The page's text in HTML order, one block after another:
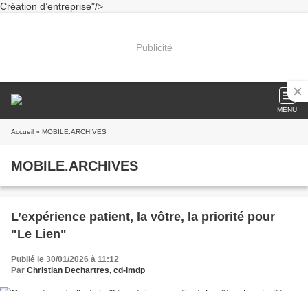
Création d’entreprise"/>
Publicité
MENU
Accueil » MOBILE.ARCHIVES
MOBILE.ARCHIVES
L’expérience patient, la vôtre, la priorité pour
"Le Lien"
Publié le 30/01/2026 à 11:12
Par Christian Dechartres, cd-lmdp